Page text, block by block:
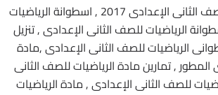
اسطوانة الرياضيات للصف الثانى الإعدادى , تحميل اسطوانة الرياضيات للصف الثانى الإعدادى 2017 , اسطوانة الرياضيات
الرياضيات للصف الثانى الإعدادى , تنزيل
2017 , حمل برابط تورنت اسطوانى الرياضيات للصف الثانى الإعدادى ,مادة
, تمارين مادة الرياضيات للصف الثانى
للصف الثانى الإعدادى , مادة الرياضيات